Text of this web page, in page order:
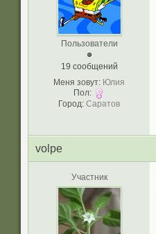
Пользователи
19 сообщений
Меня зовут: Юлия
Пол:
Город: Саратов
volpe
Участник